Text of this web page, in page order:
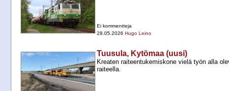
Ei kommentteja
28.05.2026 Hugo Leino
Tuusula, Kytömaa (uusi)
Kreaten raiteentukemiskone vielä työn alla
raiteella.